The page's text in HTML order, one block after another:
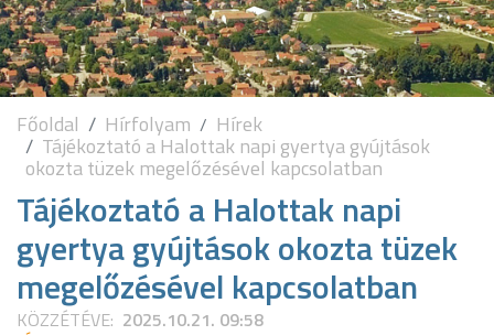
Főoldal Hírfolyam Hírek
Tájékoztató a Halottak napi gyertya gyújtások
okozta tüzek megelőzésével kapcsolatban
Tájékoztató a Halottak napi
gyertya gyújtások okozta tüzek
megelőzésével kapcsolatban
KÖZZÉTÉVE: 2025.10.21. 09:58